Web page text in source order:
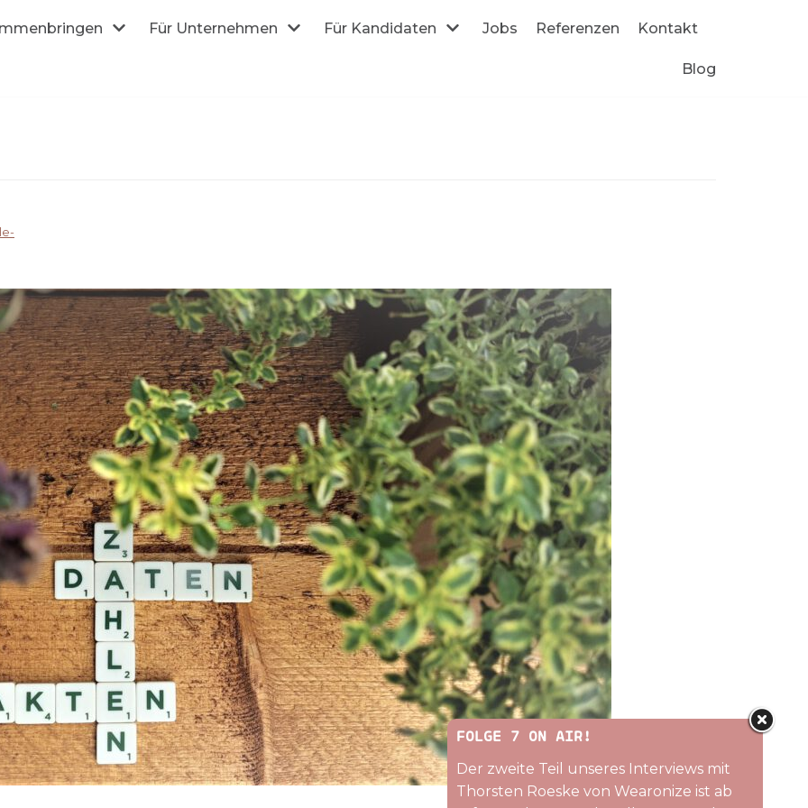
Für Unternehmen Für Kandidaten Jobs Referenzen Kontakt
Blog
FOLGE 7 ON AIR!
Der zweite Teil unseres Interviews mit
Thorsten Roeske von Wearonize ist ab